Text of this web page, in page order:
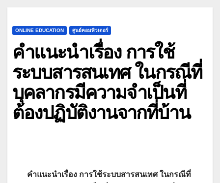
ONLINE EDUCATION ศูนย์คอมพิวเตอร์
คำแนะนำเรื่อง การใช้
ระบบสารสนเทศ ในกรณีที่
บุคลากรมีความจำเป็นที่
ต้องปฏิบัติงานจากที่บ้าน
คำแนะนำเรื่อง การใช้ระบบสารสนเทศ ในกรณีที่